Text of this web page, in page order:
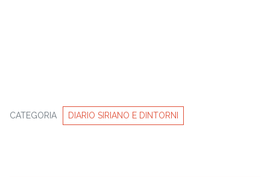
CATEGORIA DIARIO SIRIANO E DINTORNI